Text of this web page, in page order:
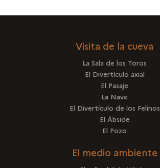
Visita de la cueva
La Sala de los Toros
El Divertículo axial
El Pasaje
La Nave
El Divertículo de los Felinos
El Ábside
El Pozo
El medio ambiente